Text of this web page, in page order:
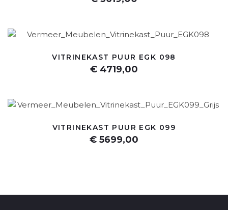
VITRINEKAST PUUR EGK 098
€ 4719,00
VITRINEKAST PUUR EGK 099
€ 5699,00